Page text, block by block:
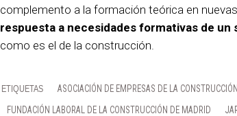
complemento a la formación teórica en
respuesta a necesidades formativas de
como es el de la construcción.
ASOCIACIÓN DE EMPRESAS DE LA
FUNDACIÓN LABORAL DE LA CONSTRUCCIÓN DE MADRID